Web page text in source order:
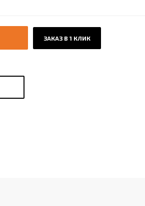
ЗАКАЗ В 1 КЛИК